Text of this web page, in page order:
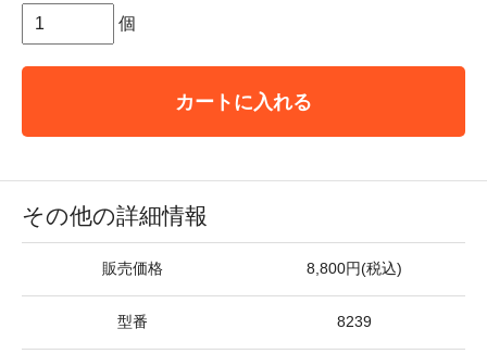
個
カートに入れる
その他の詳細情報
販売価格 8,800円(税込)
型番 8239